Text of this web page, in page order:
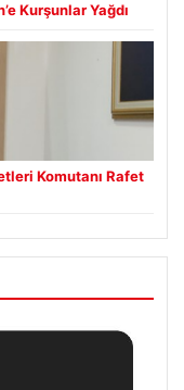
Kurşunlar Yağdı
Komutanı Rafet